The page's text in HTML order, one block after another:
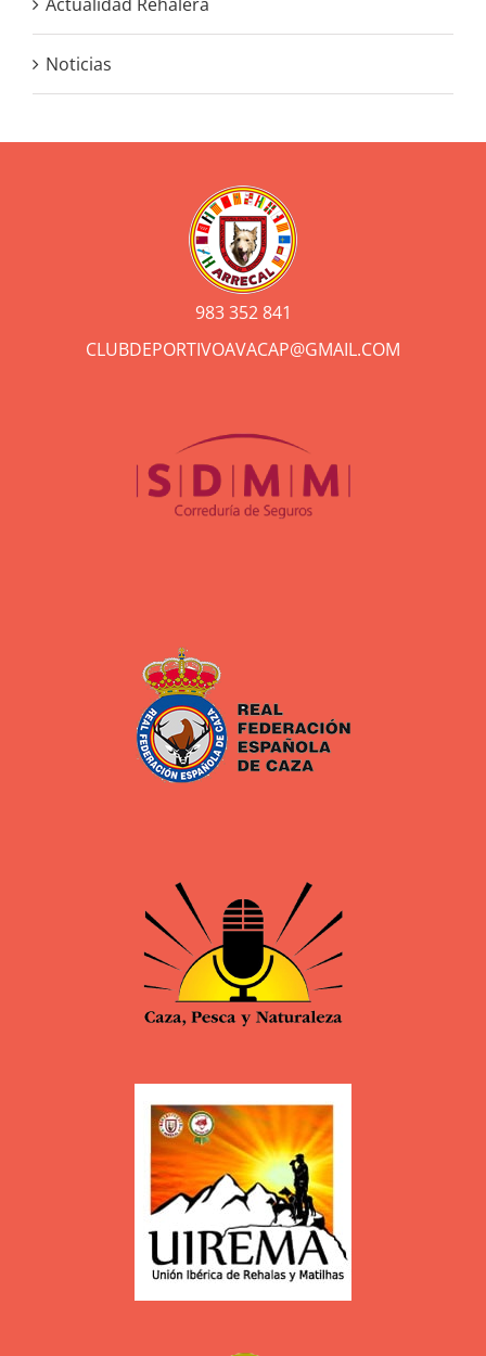
Noticias
983 352 841
CLUBDEPORTIVOAVACAP@GMAIL.COM